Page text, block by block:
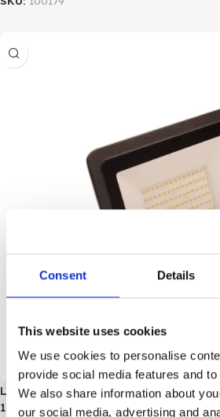
Consent Details
This website uses cookies
We use cookies to personalise
provide social media features and
We also share information about
our social media, advertising and
LED Breedstraler DOB – 50W –
120° – IP66 | 3 Jaar Garantie